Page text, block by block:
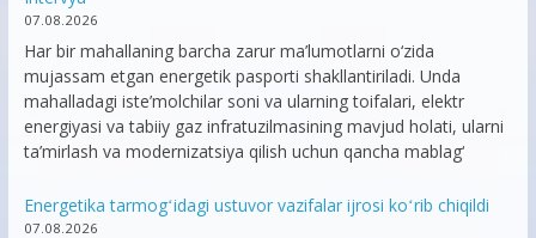
07.08.2026
Har bir mahallaning barcha zarur ma’lumotlarni o‘zida
mujassam etgan energetik pasporti shakllantiriladi. Unda
mahalladagi iste’molchilar soni va ularning toifalari, elektr
energiyasi va tabiiy gaz infratuzilmasining mavjud holati, ularni
ta’mirlash va modernizatsiya qilish uchun qancha mablag‘
Energetika tarmogʻidagi ustuvor vazifalar ijrosi koʻrib chiqildi
07.08.2026